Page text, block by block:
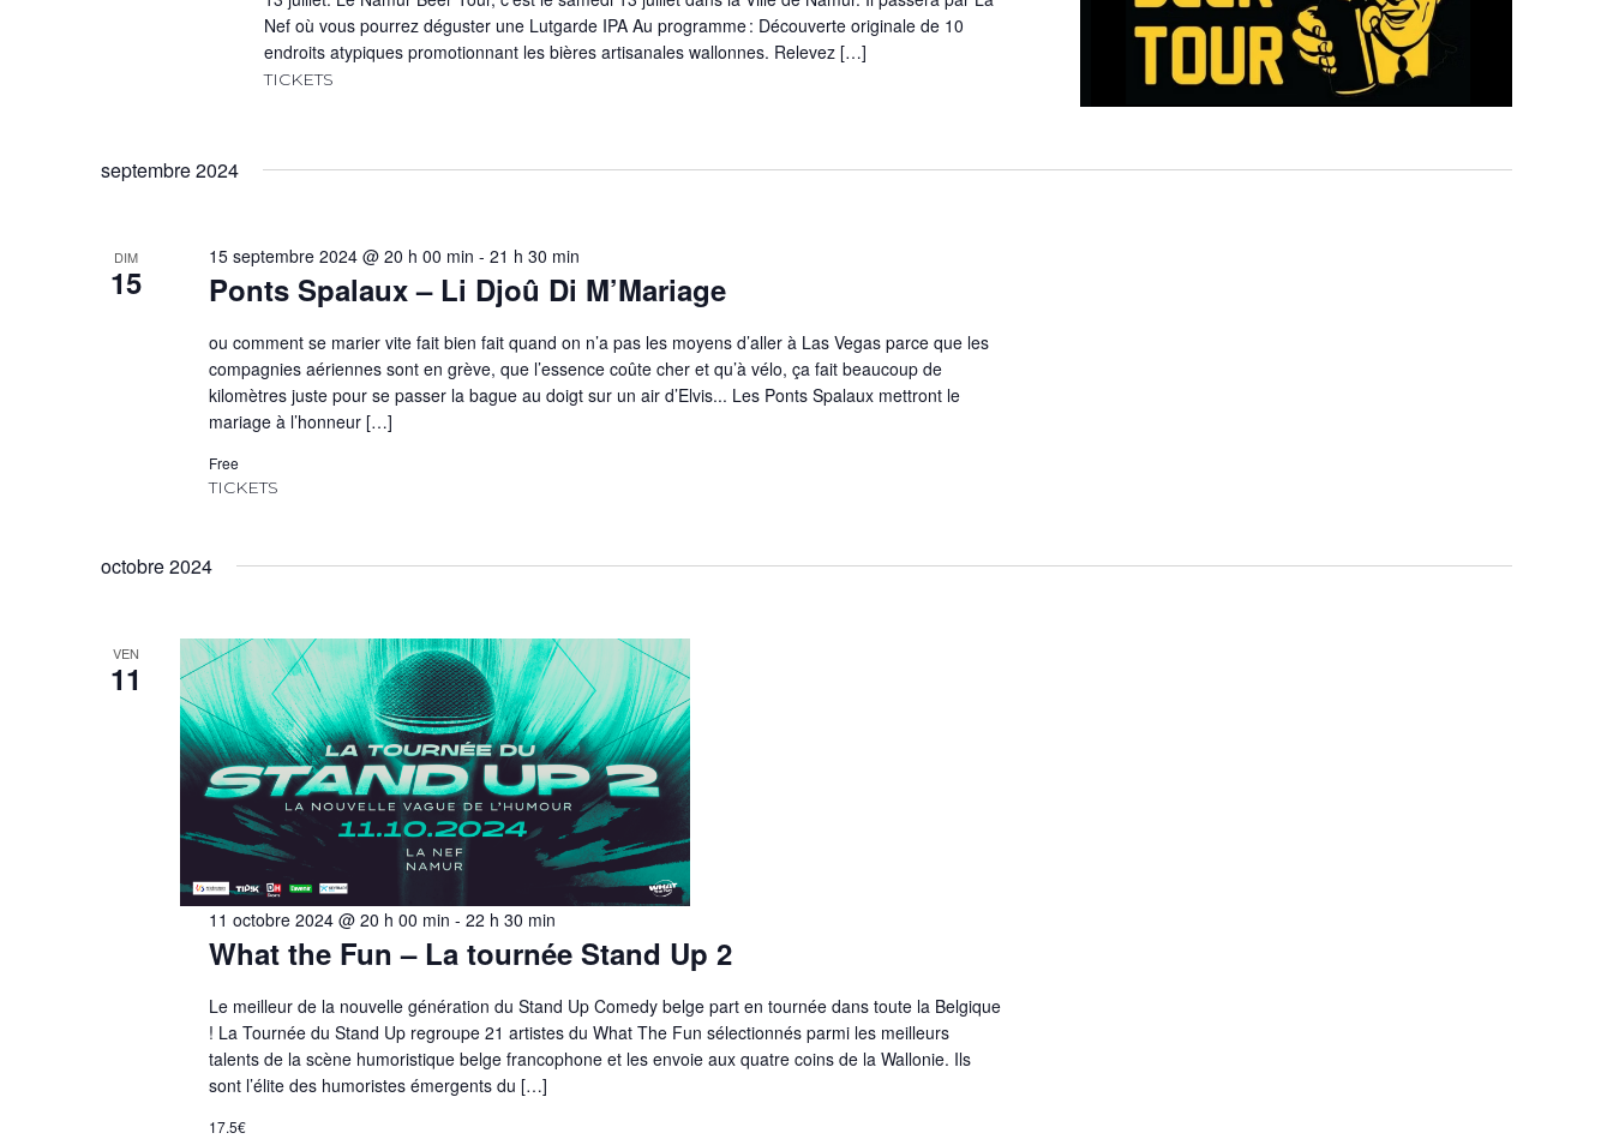
Nef où vous pourrez déguster une Lutgarde IPA Au programme : Découverte originale de 10
endroits atypiques promotionnant les bières artisanales wallonnes. Relevez […]
TICKETS
septembre 2024
DIM
15
15 septembre 2024 @ 20 h 00 min - 21 h 30 min
Ponts Spalaux – Li Djoû Di M’Mariage
ou comment se marier vite fait bien fait quand on n’a pas les moyens d’aller à Las Vegas parce que les
compagnies aériennes sont en grève, que l’essence coûte cher et qu’à vélo, ça fait beaucoup de
kilomètres juste pour se passer la bague au doigt sur un air d’Elvis... Les Ponts Spalaux mettront le
mariage à l’honneur […]
Free
TICKETS
octobre 2024
VEN
11
11 octobre 2024 @ 20 h 00 min - 22 h 30 min
What the Fun – La tournée Stand Up 2
Le meilleur de la nouvelle génération du Stand Up Comedy belge part en tournée dans toute la Belgique
! La Tournée du Stand Up regroupe 21 artistes du What The Fun sélectionnés parmi les meilleurs
talents de la scène humoristique belge francophone et les envoie aux quatre coins de la Wallonie. Ils
sont l’élite des humoristes émergents du […]
17.5€